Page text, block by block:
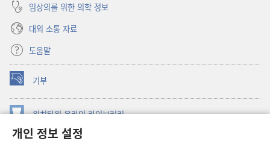
개인 정보 설정
임상의를 위한 의학 정보
대외 소통 자료
도움말
기부
(새로운
창
열기) 워치타워 온라인 라이브러리
창
JW Hub ®